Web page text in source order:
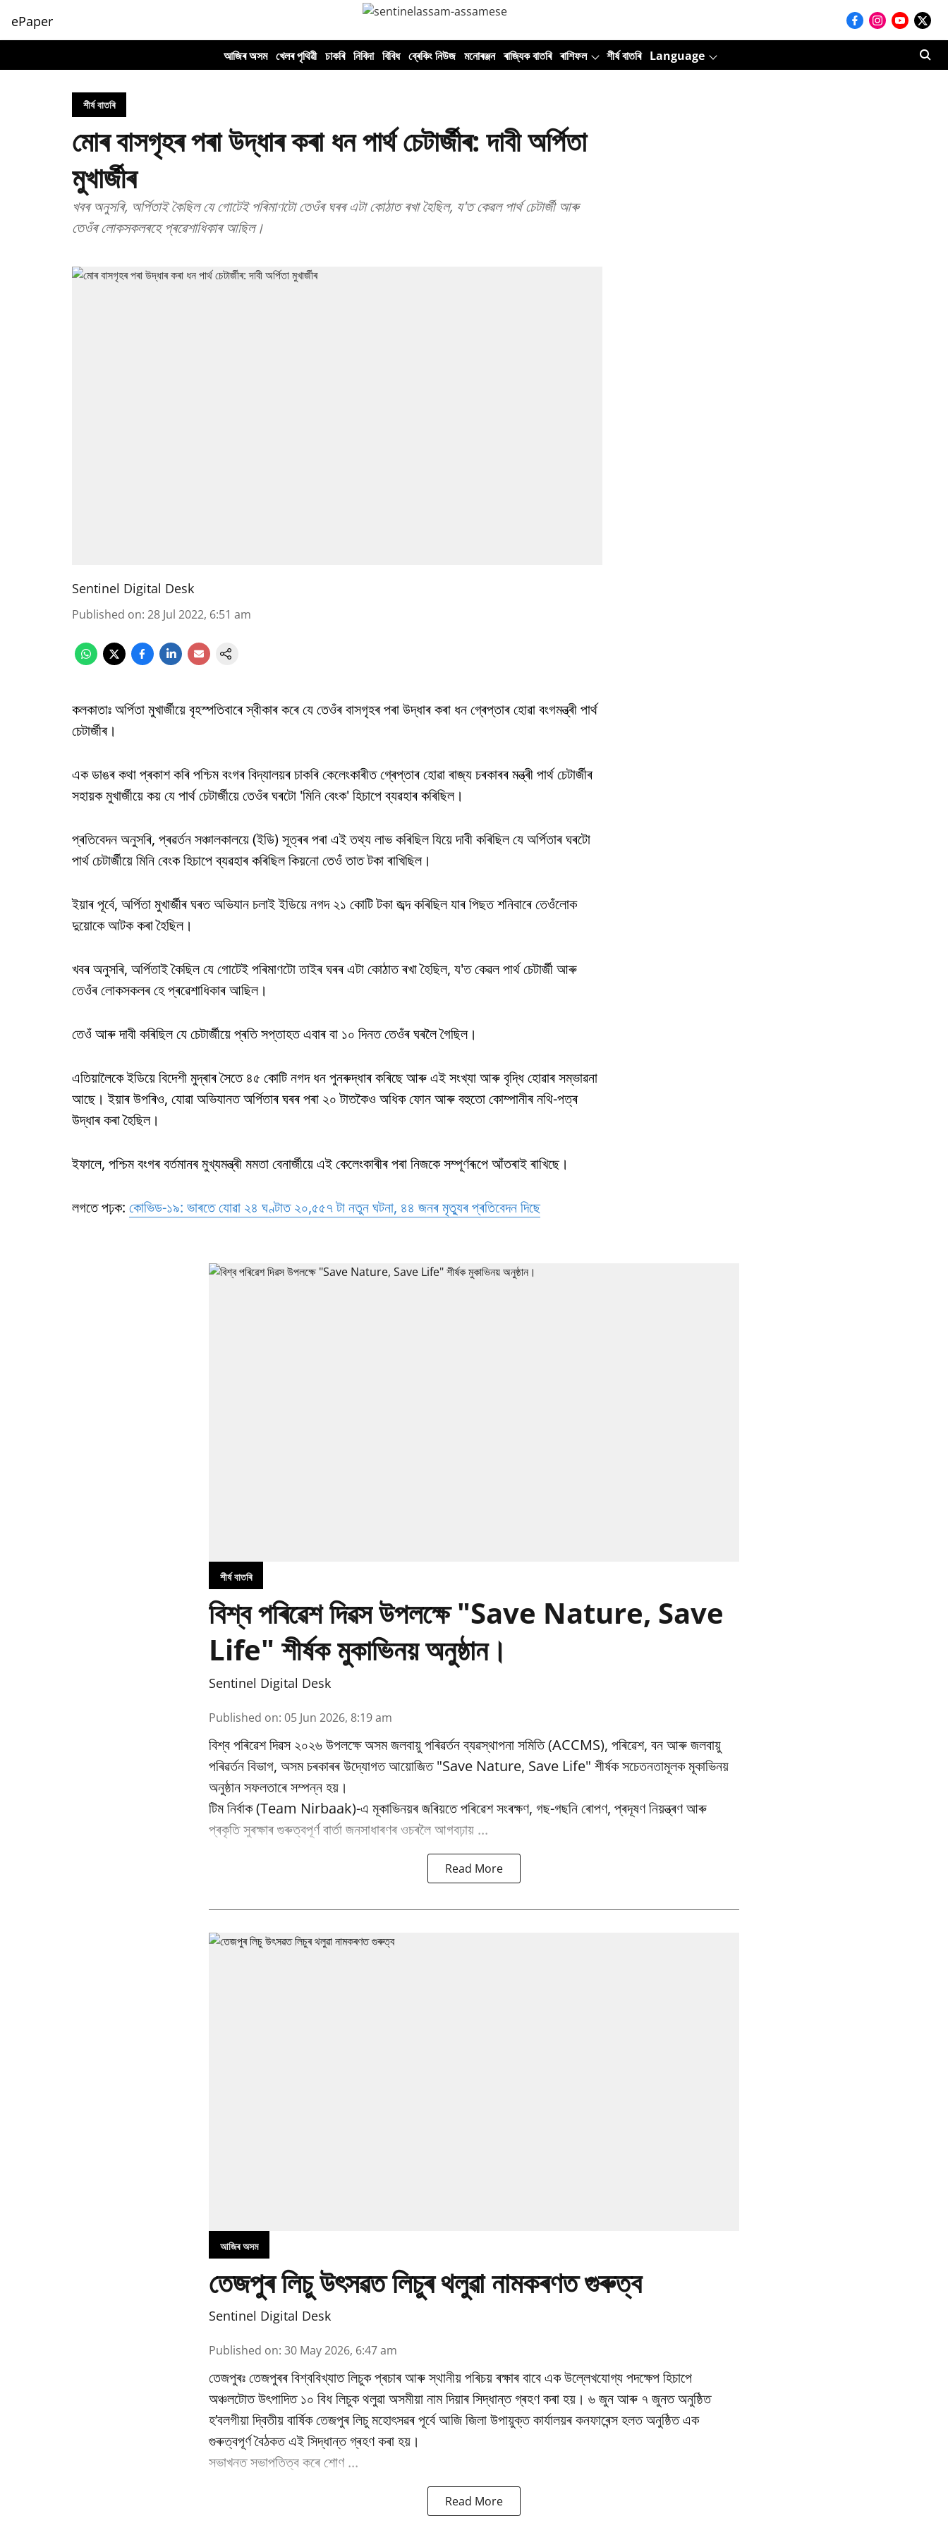
ePaper
আজিৰ অসম খেলৰ পৃথিৱী চাকৰি নিবিদা বিবিধ ব্ৰেকিং নিউজ মনোৰঞ্জন ৰাজ্যিক বাতৰি ৰাশিফল শীৰ্ষ বাতৰি Language
শীৰ্ষ বাতৰি
মোৰ বাসগৃহৰ পৰা উদ্ধাৰ কৰা ধন পাৰ্থ চেটাৰ্জীৰ: দাবী অৰ্পিতা
মুখাৰ্জীৰ
খবৰ অনুসৰি, অৰ্পিতাই কৈছিল যে গোটেই পৰিমাণটো তেওঁৰ ঘৰৰ এটা কোঠাত ৰখা হৈছিল, য'ত কেৱল পাৰ্থ চেটাৰ্জী আৰু
তেওঁৰ লোকসকলৰহে প্ৰৱেশাধিকাৰ আছিল।
Sentinel Digital Desk
Published on: 28 Jul 2022, 6:51 am
কলকাতাঃ অৰ্পিতা মুখাৰ্জীয়ে বৃহস্পতিবাৰে স্বীকাৰ কৰে যে তেওঁৰ বাসগৃহৰ পৰা উদ্ধাৰ কৰা ধন গ্ৰেপ্তাৰ হোৱা বংগমন্ত্ৰী পাৰ্থ
চেটাৰ্জীৰ।
এক ডাঙৰ কথা প্ৰকাশ কৰি পশ্চিম বংগৰ বিদ্যালয়ৰ চাকৰি কেলেংকাৰীত গ্ৰেপ্তাৰ হোৱা ৰাজ্য চৰকাৰৰ মন্ত্ৰী পাৰ্থ চেটাৰ্জীৰ
সহায়ক মুখাৰ্জীয়ে কয় যে পাৰ্থ চেটাৰ্জীয়ে তেওঁৰ ঘৰটো 'মিনি বেংক' হিচাপে ব্যৱহাৰ কৰিছিল।
প্ৰতিবেদন অনুসৰি, প্ৰৱৰ্তন সঞ্চালকালয়ে (ইডি) সূত্ৰৰ পৰা এই তথ্য লাভ কৰিছিল যিয়ে দাবী কৰিছিল যে অৰ্পিতাৰ ঘৰটো
পাৰ্থ চেটাৰ্জীয়ে মিনি বেংক হিচাপে ব্যৱহাৰ কৰিছিল কিয়নো তেওঁ তাত টকা ৰাখিছিল।
ইয়াৰ পূৰ্বে, অৰ্পিতা মুখাৰ্জীৰ ঘৰত অভিযান চলাই ইডিয়ে নগদ ২১ কোটি টকা জব্দ কৰিছিল যাৰ পিছত শনিবাৰে তেওঁলোক
দুয়োকে আটক কৰা হৈছিল।
খবৰ অনুসৰি, অৰ্পিতাই কৈছিল যে গোটেই পৰিমাণটো তাইৰ ঘৰৰ এটা কোঠাত ৰখা হৈছিল, য'ত কেৱল পাৰ্থ চেটাৰ্জী আৰু
তেওঁৰ লোকসকলৰ হে প্ৰৱেশাধিকাৰ আছিল।
তেওঁ আৰু দাবী কৰিছিল যে চেটাৰ্জীয়ে প্ৰতি সপ্তাহত এবাৰ বা ১০ দিনত তেওঁৰ ঘৰলৈ গৈছিল।
এতিয়ালৈকে ইডিয়ে বিদেশী মুদ্ৰাৰ সৈতে ৪৫ কোটি নগদ ধন পুনৰুদ্ধাৰ কৰিছে আৰু এই সংখ্যা আৰু বৃদ্ধি হোৱাৰ সম্ভাৱনা
আছে। ইয়াৰ উপৰিও, যোৱা অভিযানত অৰ্পিতাৰ ঘৰৰ পৰা ২০ টাতকৈও অধিক ফোন আৰু বহুতো কোম্পানীৰ নথি-পত্ৰ
উদ্ধাৰ কৰা হৈছিল।
ইফালে, পশ্চিম বংগৰ বৰ্তমানৰ মুখ্যমন্ত্ৰী মমতা বেনাৰ্জীয়ে এই কেলেংকাৰীৰ পৰা নিজকে সম্পূৰ্ণৰূপে আঁতৰাই ৰাখিছে।
লগতে পঢ়ক: কোভিড-১৯: ভাৰতে যোৱা ২৪ ঘণ্টাত ২০,৫৫৭ টা নতুন ঘটনা, ৪৪ জনৰ মৃত্যুৰ প্ৰতিবেদন দিছে
শীৰ্ষ বাতৰি
বিশ্ব পৰিৱেশ দিৱস উপলক্ষে "Save Nature, Save
Life" শীৰ্ষক মুকাভিনয় অনুষ্ঠান।
Sentinel Digital Desk
Published on: 05 Jun 2026, 8:19 am
বিশ্ব পৰিৱেশ দিৱস ২০২৬ উপলক্ষে অসম জলবায়ু পৰিৱর্তন ব্যৱস্থাপনা সমিতি (ACCMS), পৰিৱেশ, বন আৰু জলবায়ু
পৰিৱর্তন বিভাগ, অসম চৰকাৰৰ উদ্যোগত আয়োজিত "Save Nature, Save Life" শীৰ্ষক সচেতনতামূলক মূকাভিনয়
অনুষ্ঠান সফলতাৰে সম্পন্ন হয়।
টিম নিৰ্বাক (Team Nirbaak)-এ মূকাভিনয়ৰ জৰিয়তে পৰিৱেশ সংৰক্ষণ, গছ-গছনি ৰোপণ, প্ৰদূষণ নিয়ন্ত্ৰণ আৰু
প্ৰকৃতি সুৰক্ষাৰ গুৰুত্বপূৰ্ণ বাৰ্তা জনসাধাৰণৰ ওচৰলৈ আগবঢ়ায় ...
Read More
আজিৰ অসম
তেজপুৰ লিচু উৎসৱত লিচুৰ থলুৱা নামকৰণত গুৰুত্ব
Sentinel Digital Desk
Published on: 30 May 2026, 6:47 am
তেজপুৰঃ তেজপুৰৰ বিশ্ববিখ্যাত লিচুক প্ৰচাৰ আৰু স্থানীয় পৰিচয় ৰক্ষাৰ বাবে এক উল্লেখযোগ্য পদক্ষেপ হিচাপে
অঞ্চলটোত উৎপাদিত ১০ বিধ লিচুক থলুৱা অসমীয়া নাম দিয়াৰ সিদ্ধান্ত গ্ৰহণ কৰা হয়। ৬ জুন আৰু ৭ জুনত অনুষ্ঠিত
হ’বলগীয়া দ্বিতীয় বাৰ্ষিক তেজপুৰ লিচু মহোৎসৱৰ পূৰ্বে আজি জিলা উপায়ুক্ত কাৰ্যালয়ৰ কনফাৰেন্স হলত অনুষ্ঠিত এক
গুৰুত্বপূৰ্ণ বৈঠকত এই সিদ্ধান্ত গ্ৰহণ কৰা হয়।
সভাখনত সভাপতিত্ব কৰে শোণ ...
Read More